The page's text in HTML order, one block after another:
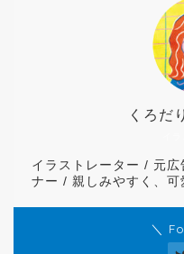
くろだ
イラストレーター / 元広
ナー / 親しみやすく、可
＼